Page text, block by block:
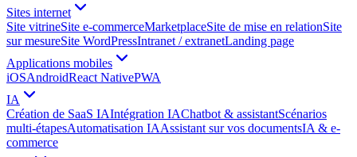
Sites internet
Site vitrineSite e-commerceMarketplaceSite de mise en relationSite
sur mesureSite WordPressIntranet / extranetLanding page
Applications mobiles
iOSAndroidReact NativePWA
IA
Création de SaaS IAIntégration IAChatbot & assistantScénarios
multi-étapesAutomatisation IAAssistant sur vos documentsIA & e-
commerce